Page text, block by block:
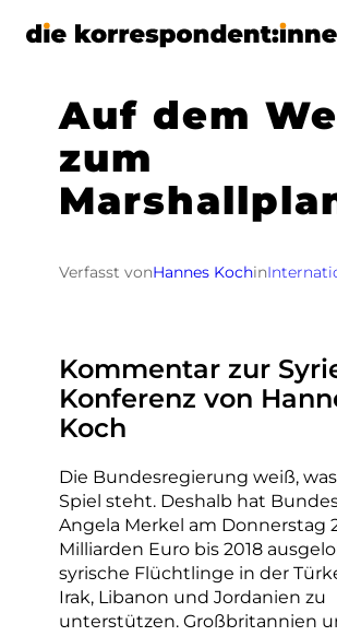
Zum
Auf dem
zum
Verfasst vonHannes Kochin
Kommentar zur
Konferenz von
Koch
Die Bundesregierung weiß,
Spiel steht. Deshalb hat
Angela Merkel am Donnerstag
Milliarden Euro bis 2018
syrische Flüchtlinge in der
Irak, Libanon und Jordanien zu
unterstützen. Großbritannien